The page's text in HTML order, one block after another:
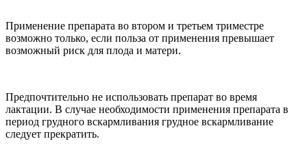
Применение препарата во втором и третьем триместре
возможно только, если польза от применения превышает
возможный риск для плода и матери.
Предпочтительно не использовать препарат во время
лактации. В случае необходимости применения препарата в
период грудного вскармливания грудное вскармливание
следует прекратить.